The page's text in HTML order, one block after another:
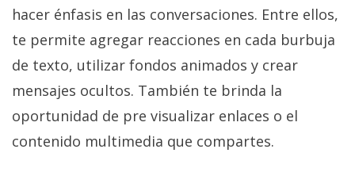
hacer énfasis en las conversaciones. Entre ellos,
te permite agregar reacciones en cada burbuja
de texto, utilizar fondos animados y crear
mensajes ocultos. También te brinda la
oportunidad de pre visualizar enlaces o el
contenido multimedia que compartes.